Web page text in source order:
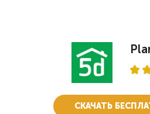
СКАЧАТЬ